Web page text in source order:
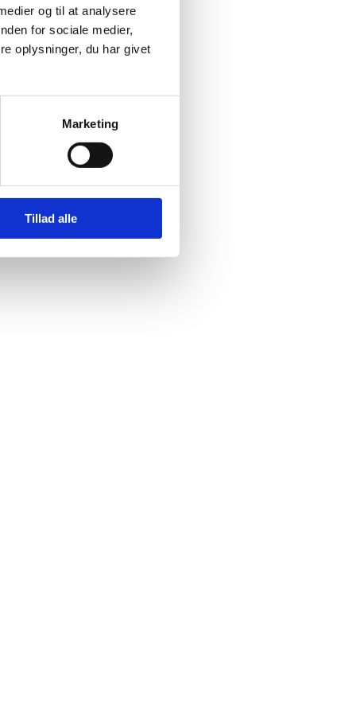
og til at analysere
for sociale medier,
oplysninger, du har givet
Marketing
Tillad alle